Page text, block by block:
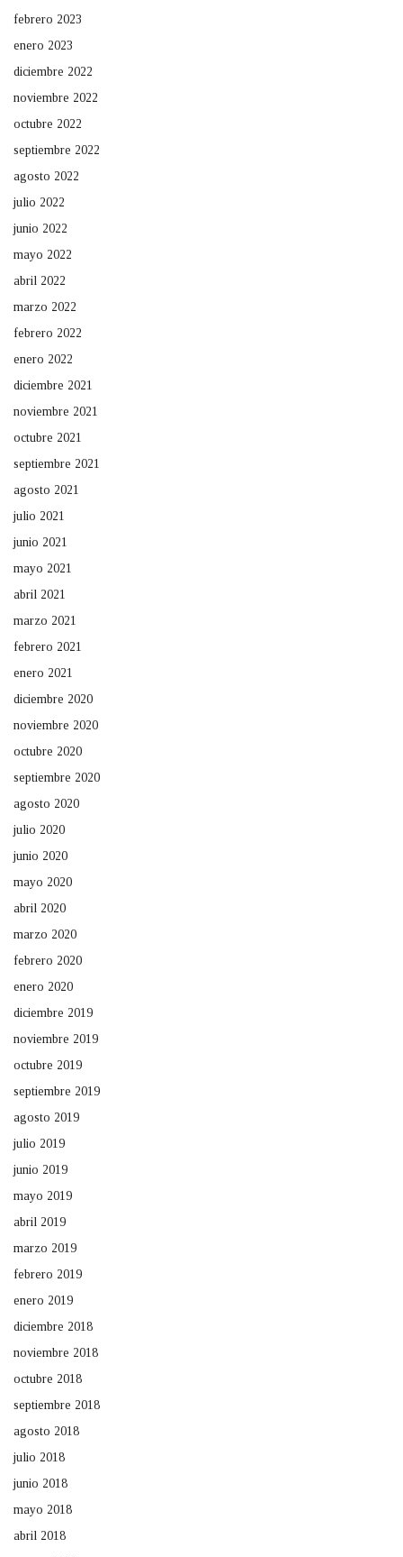
febrero 2023
enero 2023
diciembre 2022
noviembre 2022
octubre 2022
septiembre 2022
agosto 2022
julio 2022
junio 2022
mayo 2022
abril 2022
marzo 2022
febrero 2022
enero 2022
diciembre 2021
noviembre 2021
octubre 2021
septiembre 2021
agosto 2021
julio 2021
junio 2021
mayo 2021
abril 2021
marzo 2021
febrero 2021
enero 2021
diciembre 2020
noviembre 2020
octubre 2020
septiembre 2020
agosto 2020
julio 2020
junio 2020
mayo 2020
abril 2020
marzo 2020
febrero 2020
enero 2020
diciembre 2019
noviembre 2019
octubre 2019
septiembre 2019
agosto 2019
julio 2019
junio 2019
mayo 2019
abril 2019
marzo 2019
febrero 2019
enero 2019
diciembre 2018
noviembre 2018
octubre 2018
septiembre 2018
agosto 2018
julio 2018
junio 2018
mayo 2018
abril 2018